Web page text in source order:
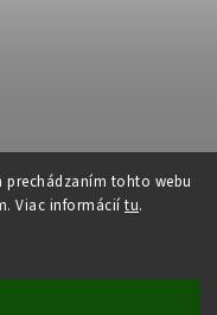
prechádzaním tohto webu
Viac informácií tu.